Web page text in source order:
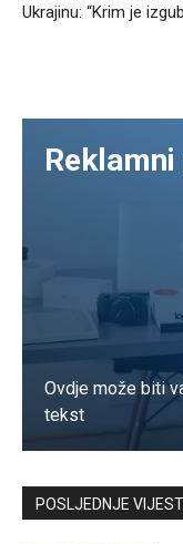
Ukrajinu: “Krim je
Ovdje može biti
tekst
Kontaktirajte nas
POSLJEDNJE VIJESTI